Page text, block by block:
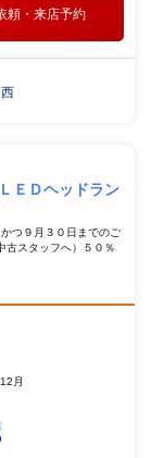
頼・来店予約
Ｄヘッドラン
つ９月３０日までのご
古スタッフへ）５０％
月